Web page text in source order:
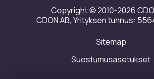
Investor relations
Saavutettavuusseloste
Copyright © 2010-2026
CDON AB, Yrityksen tunnus:
Sitemap
Suostumusasetukset